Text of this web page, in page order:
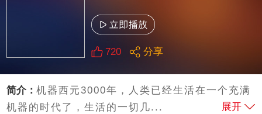
720 分享
简介：机器西元3000年，人类已经生活在一个充满
机器的时代了，生活的一切几...
展开